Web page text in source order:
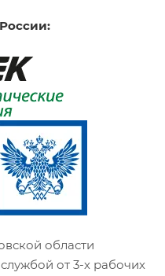
области
от 3-х рабочих